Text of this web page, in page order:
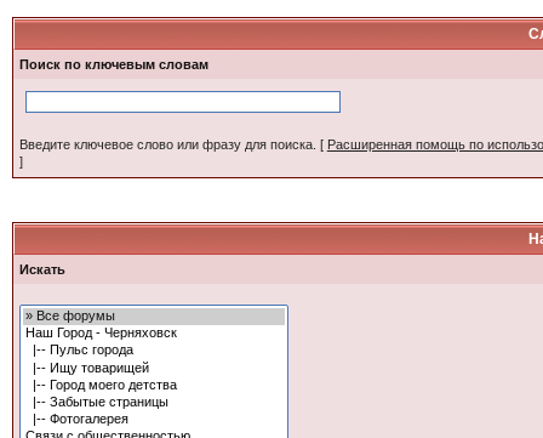
Поиск по ключевым словам
Введите ключевое слово или фразу для поиска. [ Расширенная помощь по
]
Искать